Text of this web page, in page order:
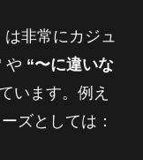
非常にカジュ
や “〜に違いな
います。例え
ズとしては：